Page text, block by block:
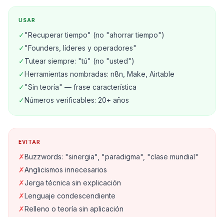
USAR
✓"Recuperar tiempo" (no "ahorrar tiempo")
✓"Founders, líderes y operadores"
✓Tutear siempre: "tú" (no "usted")
✓Herramientas nombradas: n8n, Make, Airtable
✓"Sin teoría" — frase característica
✓Números verificables: 20+ años
EVITAR
✗Buzzwords: "sinergia", "paradigma", "clase mundial"
✗Anglicismos innecesarios
✗Jerga técnica sin explicación
✗Lenguaje condescendiente
✗Relleno o teoría sin aplicación